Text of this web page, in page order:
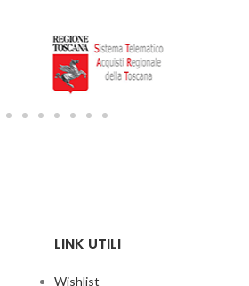
LINK UTILI
Wishlist